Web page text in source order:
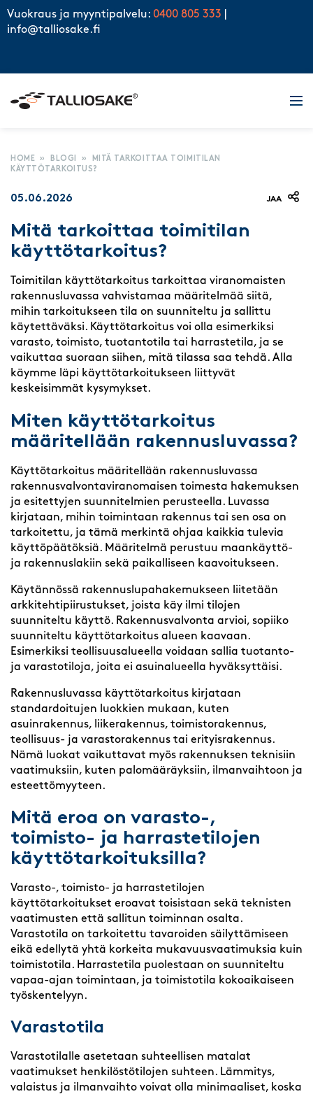
Skip to content
Vuokraus ja myyntipalvelu: 0400 805 333
info@talliosake.fi
HOME » BLOGI »
MITÄ TARKOITTAA TOIMITILAN
KÄYTTÖTARKOITUS?
05.06.2026 JAA
Mitä tarkoittaa toimitilan
käyttötarkoitus?
Toimitilan käyttötarkoitus tarkoittaa viranomaisten
rakennusluvassa vahvistamaa määritelmää siitä,
mihin tarkoitukseen tila on suunniteltu ja sallittu
käytettäväksi. Käyttötarkoitus voi olla esimerkiksi
varasto, toimisto, tuotantotila tai harrastetila, ja se
vaikuttaa suoraan siihen, mitä tilassa saa tehdä. Alla
käymme läpi käyttötarkoitukseen liittyvät
keskeisimmät kysymykset.
Miten käyttötarkoitus
määritellään rakennusluvassa?
Käyttötarkoitus määritellään rakennusluvassa
rakennusvalvontaviranomaisen toimesta hakemuksen
ja esitettyjen suunnitelmien perusteella. Luvassa
kirjataan, mihin toimintaan rakennus tai sen osa on
tarkoitettu, ja tämä merkintä ohjaa kaikkia tulevia
käyttöpäätöksiä. Määritelmä perustuu maankäyttö-
ja rakennuslakiin sekä paikalliseen kaavoitukseen.
Käytännössä rakennuslupahakemukseen liitetään
arkkitehtipiirustukset, joista käy ilmi tilojen
suunniteltu käyttö. Rakennusvalvonta arvioi, sopiiko
suunniteltu käyttötarkoitus alueen kaavaan.
Esimerkiksi teollisuusalueella voidaan sallia tuotanto-
ja varastotiloja, joita ei asuinalueella hyväksyttäisi.
Rakennusluvassa käyttötarkoitus kirjataan
standardoitujen luokkien mukaan, kuten
asuinrakennus, liikerakennus, toimistorakennus,
teollisuus- ja varastorakennus tai erityisrakennus.
Nämä luokat vaikuttavat myös rakennuksen teknisiin
vaatimuksiin, kuten palomääräyksiin, ilmanvaihtoon ja
esteettömyyteen.
Mitä eroa on varasto-,
toimisto- ja harrastetilojen
käyttötarkoituksilla?
Varasto-, toimisto- ja harrastetilojen
käyttötarkoitukset eroavat toisistaan sekä teknisten
vaatimusten että sallitun toiminnan osalta.
Varastotila on tarkoitettu tavaroiden säilyttämiseen
eikä edellytä yhtä korkeita mukavuusvaatimuksia kuin
toimistotila. Harrastetila puolestaan on suunniteltu
vapaa-ajan toimintaan, ja toimistotila kokoaikaiseen
työskentelyyn.
Varastotila
Varastotilalle asetetaan suhteellisen matalat
vaatimukset henkilöstötilojen suhteen. Lämmitys,
valaistus ja ilmanvaihto voivat olla minimaaliset, koska